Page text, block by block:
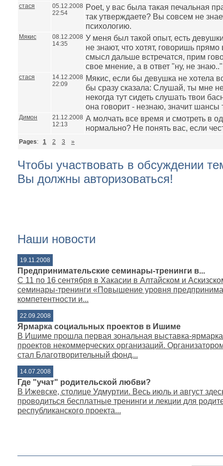
стася
05.12.2008
22:54
Poet, у вас была такая печальная
так утверждаете? Вы совсем не
психологию.
Мякис
08.12.2008
14:35
У меня был такой опыт, есть
не знают, что хотят, говоришь прямо
смысл дальше встречатся, прим
свое мнение, а в ответ "ну, не знаю.."
стася
14.12.2008
22:09
Мякис, если бы девушка не хотела
бы сразу сказала: Слушай, ты мне
некогда тут сидеть слушать твои
она говорит - незнаю, значит шансы
Димон
21.12.2008
12:13
А молчать все время и смотреть в
нормально? Не понять вас, если
Pages: 1 2 3 »
Чтобы участвовать в обсуждении
Вы должны авторизоваться!
Наши новости
19.11.2008
Предпринимательские семинары-тренинги в...
С 11 по 16 сентября в Хакасии в Алтайском и
семинары-тренинги «Повышение уровня
компетентности и...
22.09.2008
Ярмарка социальных проектов в Ишиме
В Ишиме прошла первая зональная выставка-
проектов некоммерческих организаций.
стал Благотворительный фонд...
14.07.2008
Где "учат" родительской любви?
В Ижевске, столице Удмуртии. Весь июль и август
проводиться бесплатные тренинги и лекции для
республиканского проекта...